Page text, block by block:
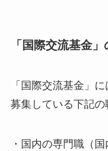
「国際交流基金
「国際交流基金」
募集している下記の
・国内の専門職（